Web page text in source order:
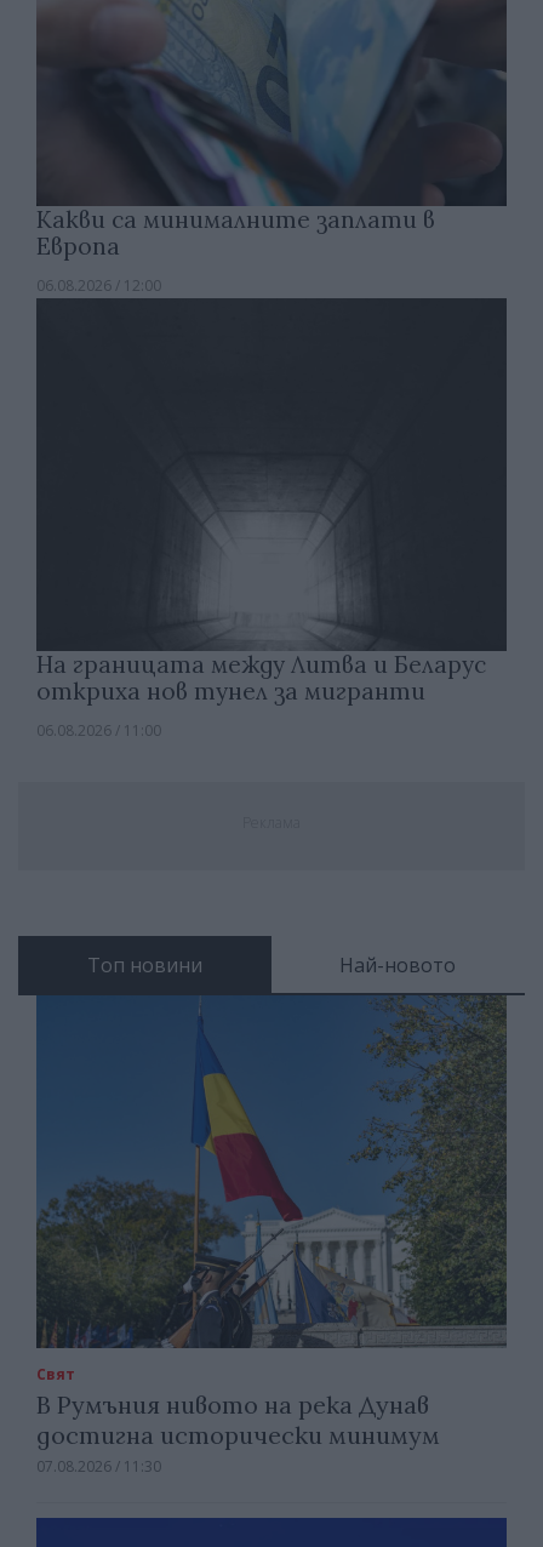
Какви са минималните заплати в
Европа
06.08.2026 / 12:00
На границата между Литва и Беларус
откриха нов тунел за мигранти
06.08.2026 / 11:00
Топ новини Най-новото
Свят
В Румъния нивото на река Дунав
достигна исторически минимум
07.08.2026 / 11:30